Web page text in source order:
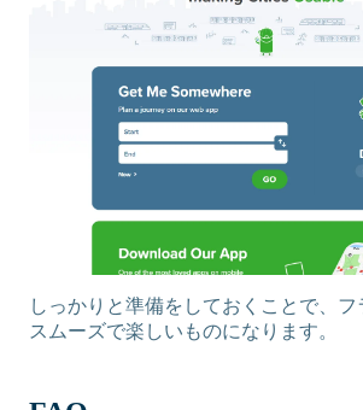
しっかりと準備をしておくことで、
スムーズで楽しいものになります。